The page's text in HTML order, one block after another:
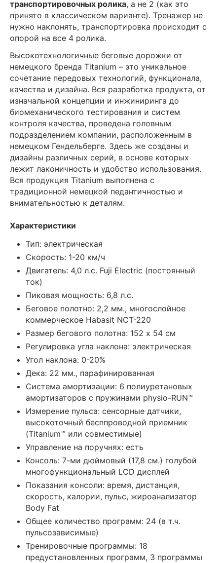
транспортировочных ролика, а не 2 (как это
принято в классическом варианте). Тренажер не
нужно наклонять, транспортировка происходит с
опорой на все 4 ролика.
Высокотехнологичные беговые дорожки от
немецкого бренда Titanium – это уникальное
сочетание передовых технологий, функционала,
качества и дизайна. Вся разработка продукта, от
изначальной концепции и инжиниринга до
биомеханического тестирования и систем
контроля качества, проведена головным
подразделением компании, расположенным в
немецком Гендельберге. Здесь же созданы и
дизайны различных серий, в основе которых
лежит лаконичность и удобство использования.
Вся продукция Titanium выполнена с
традиционной немецкой педантичностью и
внимательностью к деталям.
Характеристики
Тип: электрическая
Скорость: 1-20 км/ч
Двигатель: 4,0 л.с. Fuji Electric (постоянный
ток)
Пиковая мощность: 6,8 л.с.
Беговое полотно: 2,2 мм., многослойное
коммерческое Habasit NСT-220
Размер бегового полотна: 152 х 54 см
Регулировка угла наклона: электрическая
Угол наклона: 0-20%
Дека: 22 мм., парафинированная
Система амортизации: 6 полиуретановых
амортизаторов с пружинами physio-RUN™
Измерение пульса: сенсорные датчики,
высокоточный бесппроводной приемник
(Titanium™ или совместимые)
Управление на поручнях: есть
Консоль: 7-ми дюймовый (17,8 см.) голубой
многофункциональный LCD дисплей
Показания консоли: время, дистанция,
скорость, калории, пульс, жироанализатор
Body Fat
Общее количество программ: 24 (в т.ч.
пульсозависимые)
Тренировочные программы: 18
предустановленных программ, 3 программы